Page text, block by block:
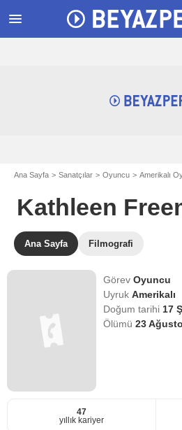
menu
Ana Sayfa Sanatçılar Oyuncu Amerikalı
Kathleen
Ana Sayfa Filmografi
GörevOyuncu
UyrukAmerikalı
Doğum tarihi 17
Ölümü23
47
yıllık kariyer